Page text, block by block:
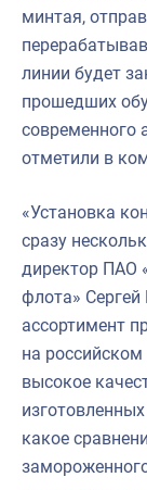
минтая,
линии будет
прошедших
современного
отметили в
«Установка
сразу
директор ПАО
флота»
ассортимент
на
высокое
какое